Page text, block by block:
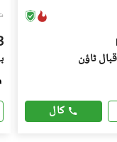
3
ٹاؤن
کال